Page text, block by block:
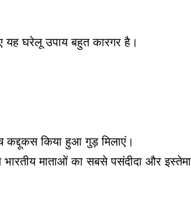
यह घरेलू उपाय बहुत कारगर है।
किया हुआ गुड़ मिलाएं।
माताओं का सबसे पसंदीदा और